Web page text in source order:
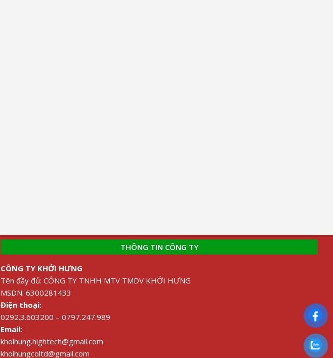
THÔNG TIN CÔNG TY
CÔNG TY KHỞI HƯNG
Tên đầy đủ: CÔNG TY TNHH MTV TMDV KHỞI HƯNG
MSDN: 6300281433
Điện thoại:
0292.3.603200 – 0797.247.989
Email:
khoihung.hightech@gmail.com
khoihungcoltd@gmail.com